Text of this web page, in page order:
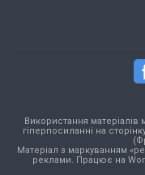
Використання
гіперпосиланні на
Матеріал з маркуванням
реклами. Працює на